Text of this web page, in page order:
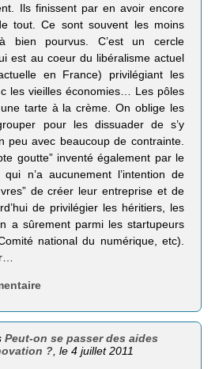
Ils finissent par en avoir encore
tout. Ce sont souvent les moins
bien pourvus. C’est un cercle
est au coeur du libéralisme actuel
en France) privilégiant les
les vieilles économies… Les pôles
tarte à la crème. On oblige les
pour les dissuader de s’y
peu avec beaucoup de contrainte.
goutte” inventé également par le
n’a aucunement l’intention de
de créer leur entreprise et de
de privilégier les héritiers, les
a sûrement parmi les startupeurs
national du numérique, etc).
Peut-on se passer des aides
? , le 4 juillet 2011